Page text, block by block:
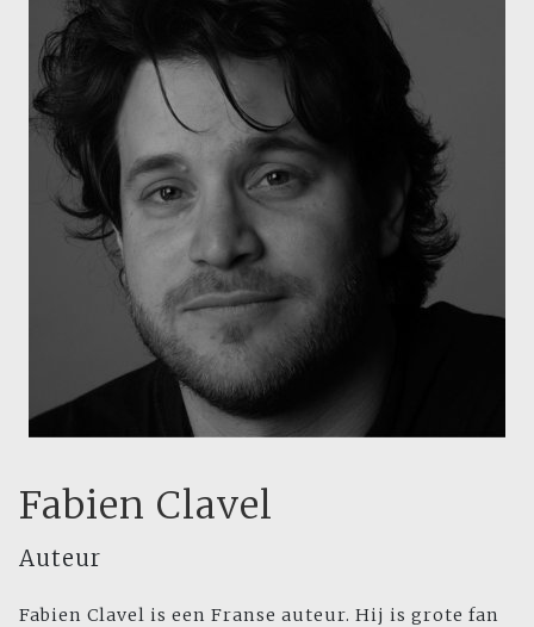
Fabien Clavel
Auteur
Fabien Clavel is een Franse auteur. Hij is grote fan